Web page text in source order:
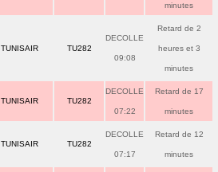
minutes
TUNISAIR TU282
DECOLLE
09:08
Retard de 2
heures et 3
minutes
TUNISAIR TU282
DECOLLE
07:22
Retard de 17
minutes
TUNISAIR TU282
DECOLLE
07:17
Retard de 12
minutes